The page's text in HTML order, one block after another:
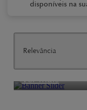
disponíveis na
Relevância
Ver mais